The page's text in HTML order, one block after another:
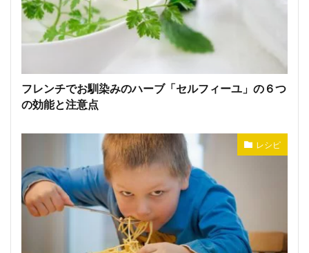
フレンチでお馴染みのハーブ「セルフィーユ」の６つ
の効能と注意点
レシピ